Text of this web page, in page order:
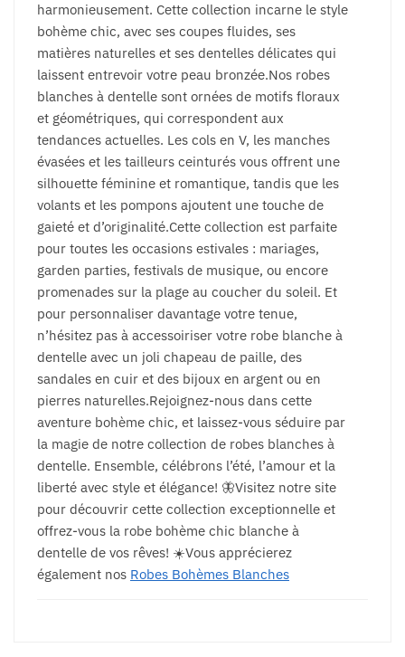
harmonieusement. Cette collection incarne le style
bohème chic, avec ses coupes fluides, ses
matières naturelles et ses dentelles délicates qui
laissent entrevoir votre peau bronzée.Nos robes
blanches à dentelle sont ornées de motifs floraux
et géométriques, qui correspondent aux
tendances actuelles. Les cols en V, les manches
évasées et les tailleurs ceinturés vous offrent une
silhouette féminine et romantique, tandis que les
volants et les pompons ajoutent une touche de
gaieté et d’originalité.Cette collection est parfaite
pour toutes les occasions estivales : mariages,
garden parties, festivals de musique, ou encore
promenades sur la plage au coucher du soleil. Et
pour personnaliser davantage votre tenue,
n’hésitez pas à accessoiriser votre robe blanche à
dentelle avec un joli chapeau de paille, des
sandales en cuir et des bijoux en argent ou en
pierres naturelles.Rejoignez-nous dans cette
aventure bohème chic, et laissez-vous séduire par
la magie de notre collection de robes blanches à
dentelle. Ensemble, célébrons l’été, l’amour et la
liberté avec style et élégance! 🦋Visitez notre site
pour découvrir cette collection exceptionnelle et
offrez-vous la robe bohème chic blanche à
dentelle de vos rêves! ☀️Vous apprécierez
également nos Robes Bohèmes Blanches